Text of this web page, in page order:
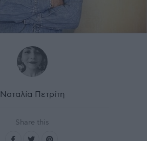
Ναταλία Πετρίτη
Share this